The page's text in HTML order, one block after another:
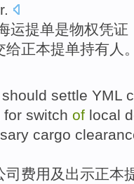
.
运提单是物权凭证
给正本提单持有人
settle YML
for switch of local
cargo
司 费用 及 出示正本